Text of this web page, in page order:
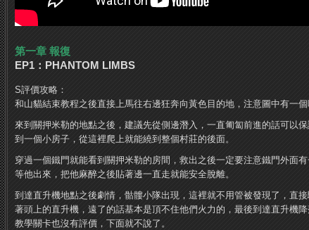
第一章 報復
EP1：PHANTOM LIMBS
S評價攻略：
和山貓結束教程之後直接上馬往右邊狂奔向黃色目的地，注意圖中有一個
來到關押米勒的地點之後，建議先從側邊潛入，一直匍匐前進的話可以
到一個小房子，從這裡爬上就能繞到整個村莊的後面。
穿過一個鐵門就能看到關押米勒的房間，救出之後一定要注意鐵門外面
等他出來，把他麻醉之後貼著邊一直走就能安全脫離。
到達直升機地點之後劇情，骷髏小隊出現，這裡就不用管被發現了，直
著頭上的直升機，遠了的話基本是頂不住他們火力的，最後到達直升機
教學關卡也沒有評價，下面就不說了。